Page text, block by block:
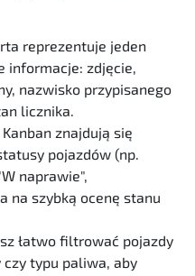
reprezentuje jeden
informacje: zdjęcie,
nazwisko przypisanego
licznika.
znajdują się
pojazdów (np.
naprawie",
na szybką ocenę stanu
łatwo filtrować pojazdy
czy typu paliwa, aby